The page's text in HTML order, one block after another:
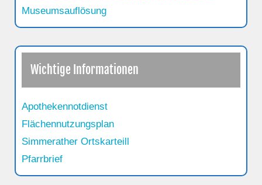
Museumsauflösung
Wichtige Informationen
Apothekennotdienst
Flächennutzungsplan
Simmerather Ortskarteill
Pfarrbrief